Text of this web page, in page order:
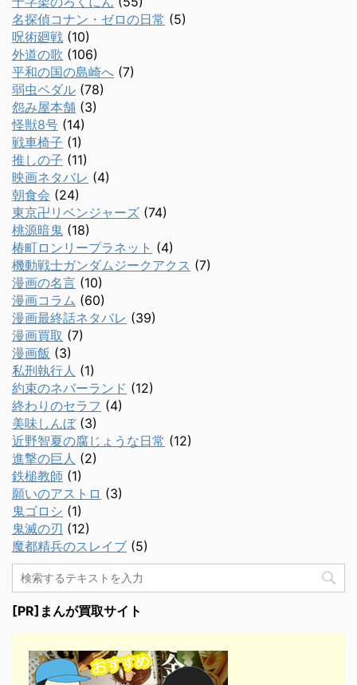
名探偵コナン・ゼロの日常 (5)
呪術廻戦 (10)
外道の歌 (106)
平和の国の島崎へ (7)
弱虫ペダル (78)
怨み屋本舗 (3)
怪獣8号 (14)
戦車椅子 (1)
推しの子 (11)
映画ネタバレ (4)
朝食会 (24)
東京卍リベンジャーズ (74)
桃源暗鬼 (18)
椿町ロンリープラネット (4)
機動戦士ガンダムジークアクス (7)
漫画の名言 (10)
漫画コラム (60)
漫画最終話ネタバレ (39)
漫画買取 (7)
漫画飯 (3)
私刑執行人 (1)
約束のネバーランド (12)
終わりのセラフ (4)
美味しんぼ(3)
近野智夏の腐じょうな日常 (12)
進撃の巨人 (2)
鉄槌教師 (1)
願いのアストロ (3)
鬼ゴロシ (1)
鬼滅の刃 (12)
魔都精兵のスレイブ (5)
[PR]まんが買取サイト